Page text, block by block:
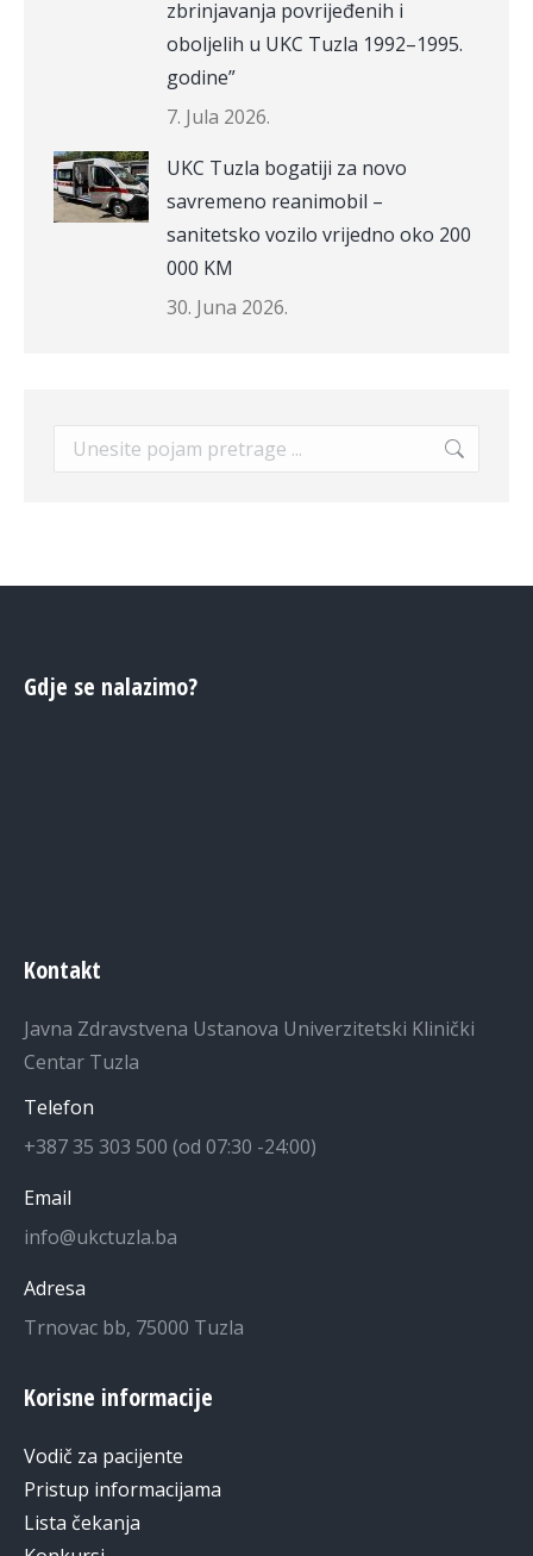
zbrinjavanja povrijeđenih i
oboljelih u UKC Tuzla 1992–1995.
godine”
7. Jula 2026.
UKC Tuzla bogatiji za novo
savremeno reanimobil –
sanitetsko vozilo vrijedno oko 200
000 KM
30. Juna 2026.
Search:
Gdje se nalazimo?
Kontakt
Javna Zdravstvena Ustanova Univerzitetski Klinički
Centar Tuzla
Telefon
+387 35 303 500 (od 07:30 -24:00)
Email
info@ukctuzla.ba
Adresa
Trnovac bb, 75000 Tuzla
Korisne informacije
Vodič za pacijente
Pristup informacijama
Lista čekanja